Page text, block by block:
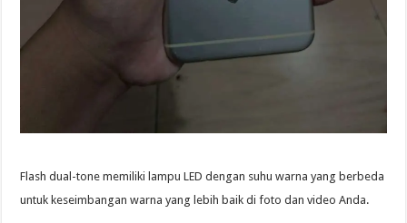
Flash dual-tone memiliki lampu LED dengan suhu warna yang berbeda
untuk keseimbangan warna yang lebih baik di foto dan video Anda.